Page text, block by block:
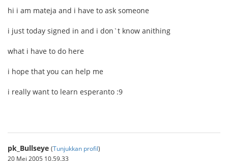
hi i am mateja and i have to ask someone
i just today signed in and i don`t know anithing
what i have to do here
i hope that you can help me
i really want to learn esperanto :9
pk_Bullseye (Tunjukkan profil)
20 Mei 2005 10.59.33